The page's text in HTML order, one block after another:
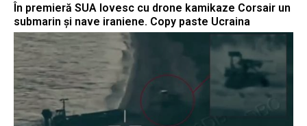
În premieră SUA lovesc cu drone kamikaze Corsair un
submarin și nave iraniene. Copy paste Ucraina